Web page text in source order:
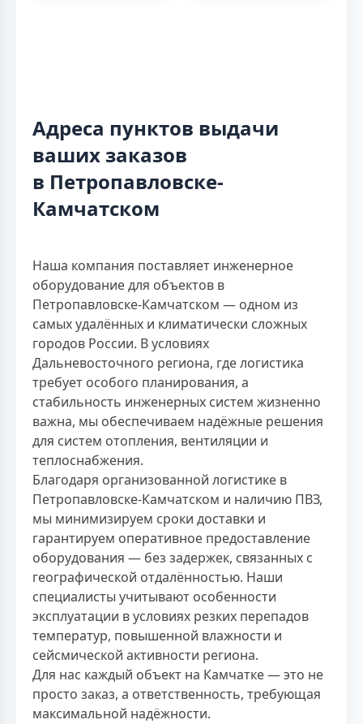
Адреса пунктов выдачи
ваших заказов
в Петропавловске-
Камчатском
Наша компания поставляет инженерное
оборудование для объектов в
Петропавловске-Камчатском — одном из
самых удалённых и климатически сложных
городов России. В условиях
Дальневосточного региона, где логистика
требует особого планирования, а
стабильность инженерных систем жизненно
важна, мы обеспечиваем надёжные решения
для систем отопления, вентиляции и
теплоснабжения.
Благодаря организованной логистике в
Петропавловске-Камчатском и наличию ПВЗ,
мы минимизируем сроки доставки и
гарантируем оперативное предоставление
оборудования — без задержек, связанных с
географической отдалённостью. Наши
специалисты учитывают особенности
эксплуатации в условиях резких перепадов
температур, повышенной влажности и
сейсмической активности региона.
Для нас каждый объект на Камчатке — это не
просто заказ, а ответственность, требующая
максимальной надёжности.